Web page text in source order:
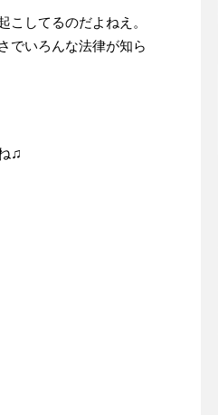
してるのだよねえ。
でいろんな法律が知ら
♫